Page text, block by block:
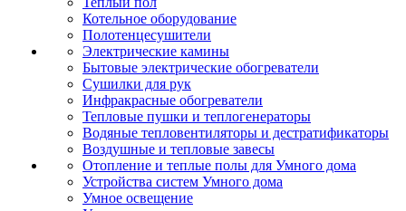
Котельное оборудование
Полотенцесушители
Электрические камины
Бытовые электрические обогреватели
Сушилки для рук
Инфракрасные обогреватели
Тепловые пушки и теплогенераторы
Водяные тепловентиляторы и дестратификаторы
Воздушные и тепловые завесы
Отопление и теплые полы для Умного дома
Устройства систем Умного дома
Умное освещение